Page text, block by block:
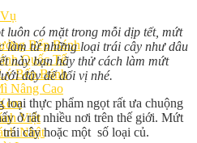
Bếp Bánh
Quốc Tế
Bếp Bánh
Nâng Cao
Việt
Nhật
luôn có mặt trong mỗi dịp tết, mứt
làm từ những loại trái cây như dâu
này bạn hãy thử cách làm mứt
đây để đổi vị nhé.
thực phẩm ngọt rất ưa chuộng
ở rất nhiều nơi trên thế giới. Mứt
cây hoặc một số loại củ.